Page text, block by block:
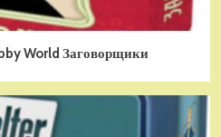
World Заговорщики